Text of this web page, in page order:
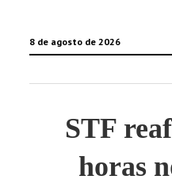
8 de agosto de 2026
STF
horas